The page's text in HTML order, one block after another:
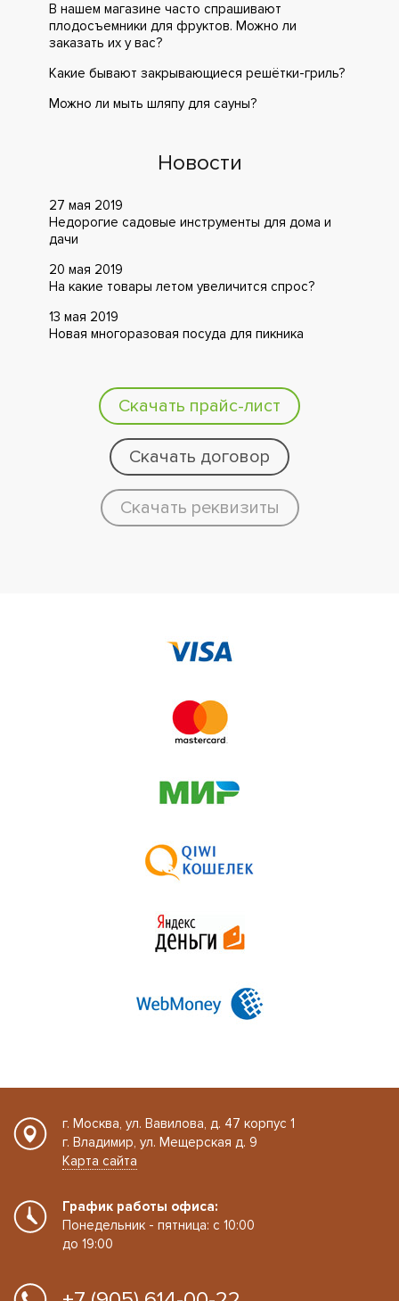
В нашем магазине часто спрашивают
плодосъемники для фруктов. Можно ли
заказать их у вас?
Какие бывают закрывающиеся решётки-гриль?
Можно ли мыть шляпу для сауны?
Новости
27 мая 2019
Недорогие садовые инструменты для дома и
дачи
20 мая 2019
На какие товары летом увеличится спрос?
13 мая 2019
Новая многоразовая посуда для пикника
Скачать прайс-лист
Скачать договор
Скачать реквизиты
г. Москва, ул. Вавилова, д. 47 корпус 1
г. Владимир, ул. Мещерская д. 9
Карта сайта
График работы офиса:
Понедельник - пятница: с 10:00
до 19:00